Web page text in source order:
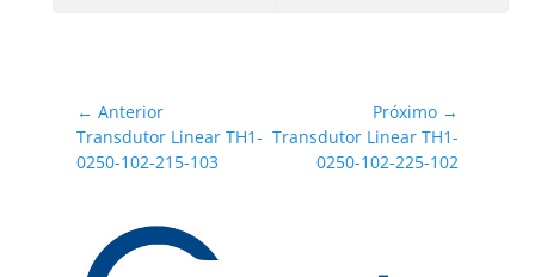
Navegação
de
Post
← Anterior
Post
anterior:
Transdutor Linear TH1-
0250-102-215-103
Próximo →
Próximo
Transdutor Linear TH1-
0250-102-225-102